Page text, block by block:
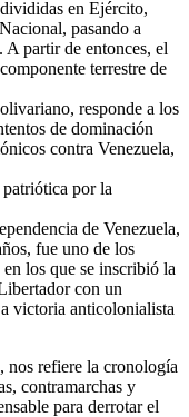
en Ejército,
pasando a
A partir de entonces, el
terrestre de
responde a los
de dominación
contra Venezuela,
por la
de Venezuela,
fue uno de los
los que se inscribió la
con un
victoria anticolonialista
refiere la cronología
contramarchas y
para derrotar el